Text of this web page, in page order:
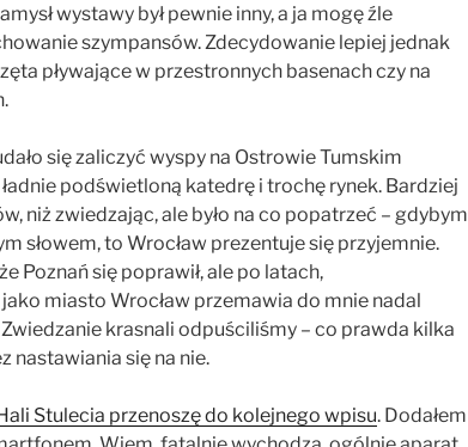
wystawy był pewnie inny, a ja mogę źle
szympansów. Zdecydowanie lepiej jednak
pływające w przestronnych basenach czy na
się zaliczyć wyspy na Ostrowie Tumskim
podświetloną katedrę i trochę rynek. Bardziej
niż zwiedzając, ale było na co popatrzeć – gdybym
słowem, to Wrocław prezentuje się przyjemnie.
Poznań się poprawił, ale po latach,
miasto Wrocław przemawia do mnie nadal
krasnali odpuściliśmy – co prawda kilka
nastawiania się na nie.
Stulecia przenoszę do kolejnego wpisu. Dodałem